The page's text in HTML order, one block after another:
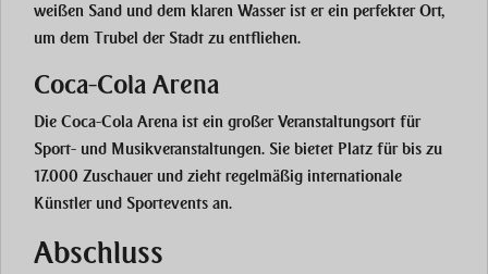
weißen Sand und dem klaren Wasser ist er ein perfekter Ort,
um dem Trubel der Stadt zu entfliehen.
Coca-Cola Arena
Die Coca-Cola Arena ist ein großer Veranstaltungsort für
Sport- und Musikveranstaltungen. Sie bietet Platz für bis zu
17.000 Zuschauer und zieht regelmäßig internationale
Künstler und Sportevents an.
Abschluss